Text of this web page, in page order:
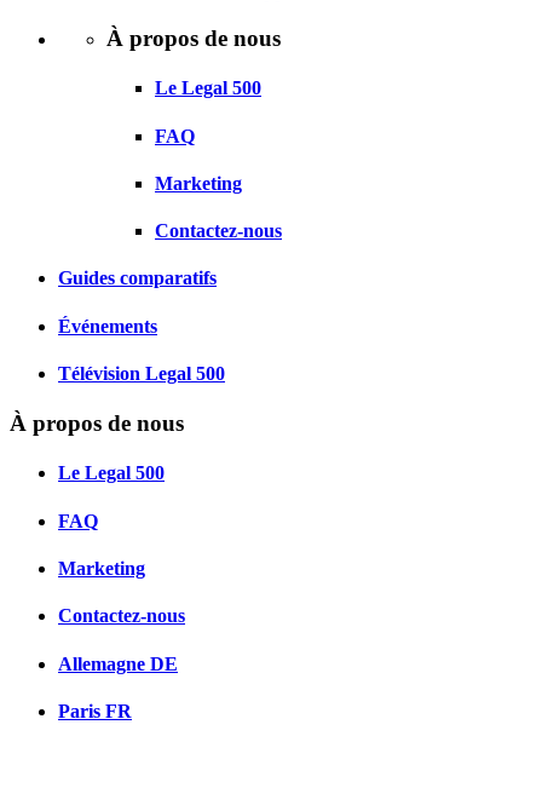
À propos de nous
Le Legal 500
FAQ
Marketing
Contactez-nous
Guides comparatifs
Événements
Télévision Legal 500
À propos de nous
Le Legal 500
FAQ
Marketing
Contactez-nous
Allemagne DE
Paris FR